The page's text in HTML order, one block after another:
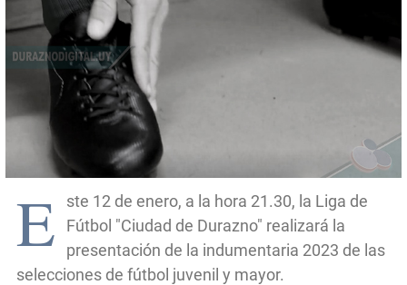
E
ste 12 de enero, a la hora 21.30, la Liga de
Fútbol "Ciudad de Durazno" realizará la
presentación de la indumentaria 2023 de las
selecciones de fútbol juvenil y mayor.